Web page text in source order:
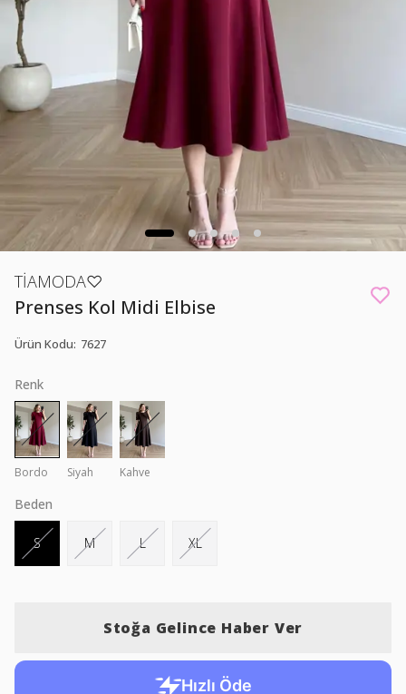
TİAMODA♡
Prenses Kol Midi Elbise
Ürün Kodu: 7627
Renk
Bordo Siyah Kahve
Beden
S M L XL
Stoğa Gelince Haber Ver